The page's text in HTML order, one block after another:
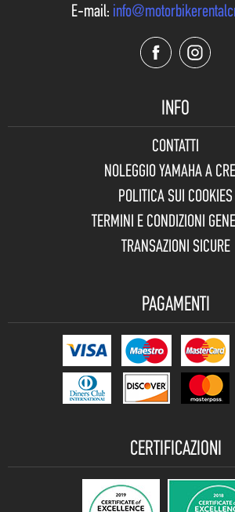
E-mail:
INFO
CONTATTI
NOLEGGIO YAMAHA A
POLITICA SUI COOKIES
TERMINI E CONDIZIONI
TRANSAZIONI SICURE
PAGAMENTI
CERTIFICAZIONI